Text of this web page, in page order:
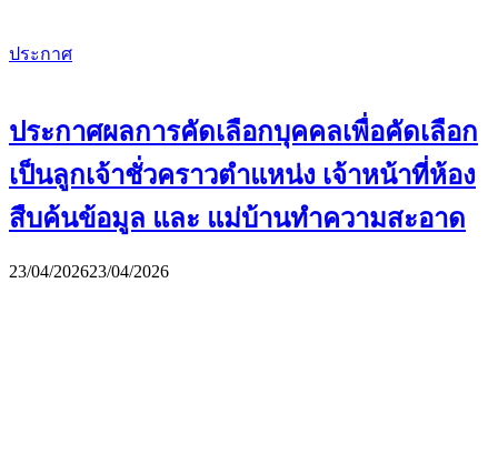
ประกาศ
ประกาศผลการคัดเลือกบุคคลเพื่อคัดเลือก
เป็นลูกเจ้าชั่วคราวตำแหน่ง เจ้าหน้าที่ห้อง
สืบค้นข้อมูล และ แม่บ้านทำความสะอาด
23/04/202623/04/2026